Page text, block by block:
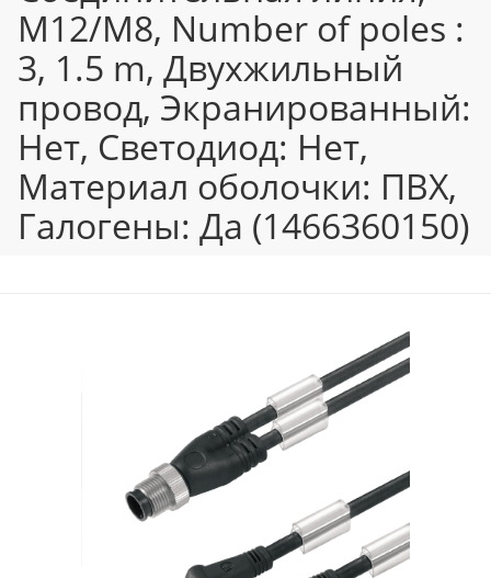
M12/M8, Number of poles :
3, 1.5 m, Двухжильный
провод, Экранированный:
Нет, Светодиод: Нет,
Материал оболочки: ПВХ,
Галогены: Да (1466360150)